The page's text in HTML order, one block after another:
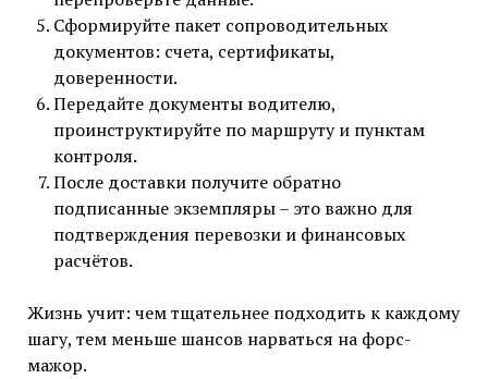
Сформируйте пакет сопроводительных
документов: счета, сертификаты,
доверенности.
Передайте документы водителю,
проинструктируйте по маршруту и пунктам
контроля.
После доставки получите обратно
подписанные экземпляры – это важно для
подтверждения перевозки и финансовых
расчётов.
Жизнь учит: чем тщательнее подходить к каждому
шагу, тем меньше шансов нарваться на форс-
мажор.